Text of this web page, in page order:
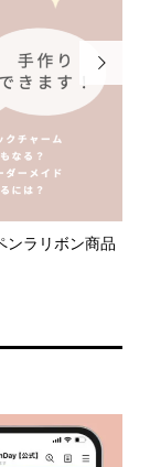
ンラリボン商品
